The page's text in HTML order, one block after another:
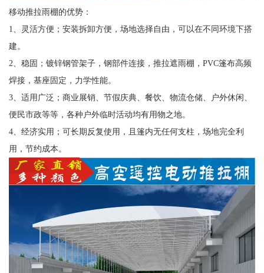
移动推拉雨棚的优势：
1、灵活方便；安装拆卸方便，场地选择自由，可以在不同环境下搭
建。
2、稳固；镀锌钢管架子，钢部件连接，推拉遮雨棚，PVC篷布高频
焊接，基座固定，力学性能。
3、适用广泛；商业展销、节假庆典、餐饮、物流仓储、户外休闲、
便民市政等等，各种户外临时活动均有用物之地。
4、经济实用；可长期反复使用，且篷内无任何支柱，场地完全利
用，节约成本。